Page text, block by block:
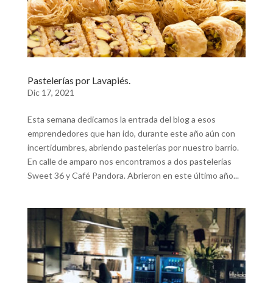
Pastelerías por Lavapiés.
Dic 17, 2021
Esta semana dedicamos la entrada del blog a esos
emprendedores que han ido, durante este año aún con
incertidumbres, abriendo pastelerías por nuestro barrio.
En calle de amparo nos encontramos a dos pastelerías
Sweet 36 y Café Pandora. Abrieron en este último año...